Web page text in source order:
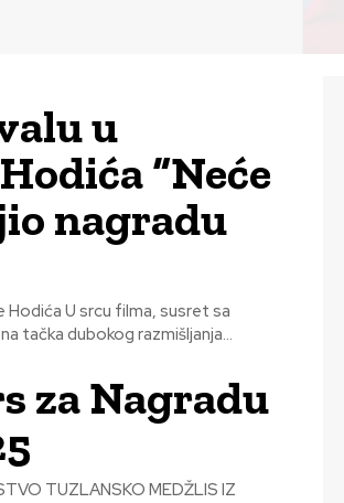
u
“Neće
nagradu
tačka dubokog razmišljanja...
za Nagradu